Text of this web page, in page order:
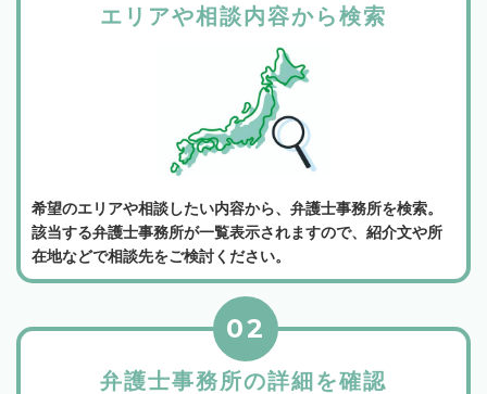
エリアや相談内容から検索
希望のエリアや相談したい内容から、弁護士事務所を検索。
該当する弁護士事務所が一覧表示されますので、紹介文や所
在地などで相談先をご検討ください。
弁護士事務所の詳細を確認
02